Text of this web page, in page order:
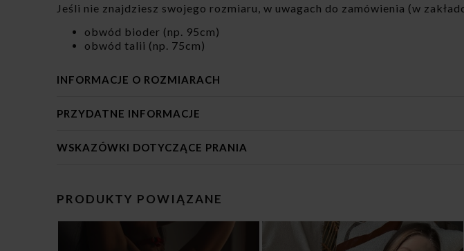
Jeśli nie znajdziesz swojego rozmiaru, w uwagach do zamówienia (w
obwód bioder (np. 95cm)
obwód talii (np. 75cm)
INFORMACJE O ROZMIARACH
PRZYDATNE INFORMACJE
WSKAZÓWKI DOTYCZĄCE PRANIA
PRODUKTY POWIĄZANE